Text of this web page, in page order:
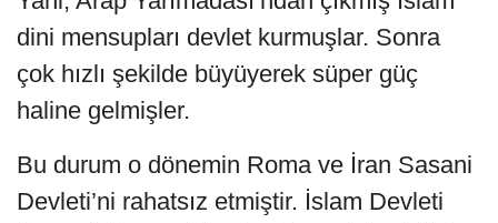
dini mensupları devlet kurmuşlar. Sonra
çok hızlı şekilde büyüyerek süper güç
haline gelmişler.
Bu durum o dönemin Roma ve İran Sasani
Devleti’ni rahatsız etmiştir. İslam Devleti